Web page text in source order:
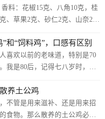
在育雏室内饲养：这个时期
种多种疫苗。同时，其在外面
，可以让雏鸡在无风的晴天到
料：花椒15克、八角10克，桂
、草果2克、砂仁2克、山奈2
30克、鸡精20克、胡椒粉5
粉30克、蜂蜜30克。详细做
桂皮5克、山楂片5克、良姜3
许高度白酒...
和“饲料鸡”，口感有区别
喜欢以前的老味道，特别是70
我是80后，记得七八岁时，家
都能闻到香味，那是真香。转
吃不到一口好的了。前些日子
结果去了一尝，怎么都觉得是
养土公鸡
不管是用来滋补、还是用来招
食物。那么散养的土公鸡必然